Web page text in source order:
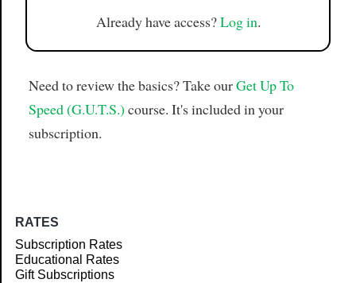
Already have access?Log in.
Need to review the basics? Take ourGet Up To
Speed (G.U.T.S.) course. It's included in your
subscription.
RATES
Subscription Rates
Educational Rates
Gift Subscriptions